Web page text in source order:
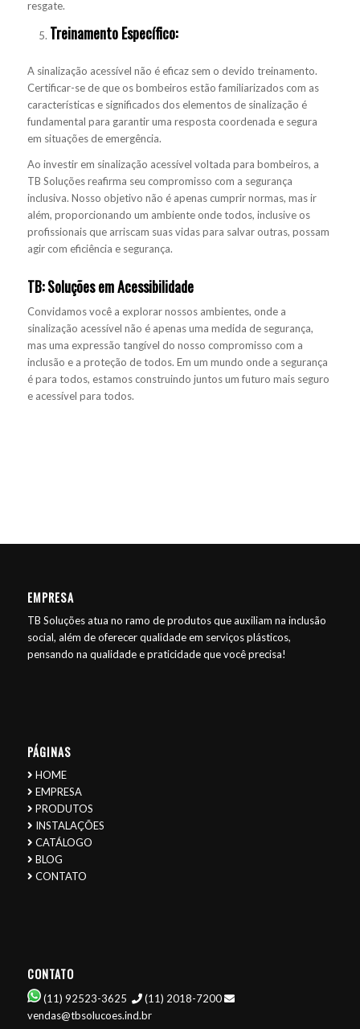
resgate.
Treinamento Específico:
A sinalização acessível não é eficaz sem o devido treinamento.
Certificar-se de que os bombeiros estão familiarizados com as
características e significados dos elementos de sinalização é
fundamental para garantir uma resposta coordenada e segura
em situações de emergência.
Ao investir em sinalização acessível voltada para bombeiros, a
TB Soluções reafirma seu compromisso com a segurança
inclusiva. Nosso objetivo não é apenas cumprir normas, mas ir
além, proporcionando um ambiente onde todos, inclusive os
profissionais que arriscam suas vidas para salvar outras, possam
agir com eficiência e segurança.
TB: Soluções em Acessibilidade
Convidamos você a explorar nossos ambientes, onde a
sinalização acessível não é apenas uma medida de segurança,
mas uma expressão tangível do nosso compromisso com a
inclusão e a proteção de todos. Em um mundo onde a segurança
é para todos, estamos construindo juntos um futuro mais seguro
e acessível para todos.
EMPRESA
TB Soluções atua no ramo de produtos que auxiliam na inclusão
social, além de oferecer qualidade em serviços plásticos,
pensando na qualidade e praticidade que você precisa!
PÁGINAS
HOME
EMPRESA
PRODUTOS
INSTALAÇÕES
CATÁLOGO
BLOG
CONTATO
CONTATO
(11) 92523-3625
(11) 2018-7200
vendas@tbsolucoes.ind.br